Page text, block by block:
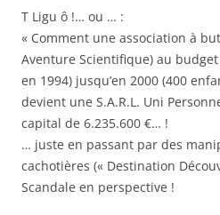
T Ligu ô !… ou … :
« Comment une association à
Aventure Scientifique) au
en 1994) jusqu’en 2000 (400
devient une S.A.R.L. Uni
capital de 6.235.600 €… !
… juste en passant par des
cachotières (« Destination
Scandale en perspective !